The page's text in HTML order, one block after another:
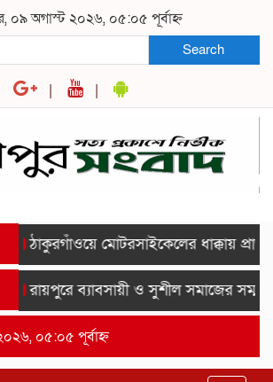
০৯ অগাস্ট ২০২৬, ০৫:০৫ পূর্বাহ্ন
Search
ঠাকুরগাঁওয়ে মোটরসাইকেলের ধাক্কায়
রায়পুরে ব্যাবসায়ী ও সুশীল সমাজের সম্মানে
০৫:০৫ পূর্বাহ্ন